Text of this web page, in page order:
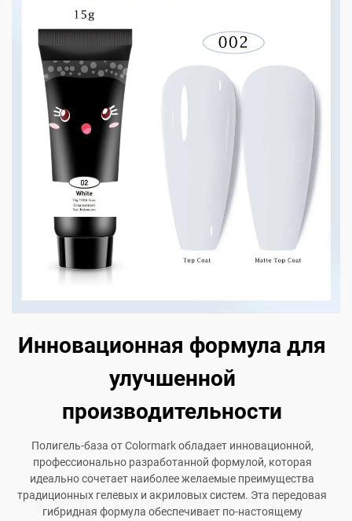
Инновационная формула для
улучшенной
производительности
Полигель-база от Colormark обладает инновационной,
профессионально разработанной формулой, которая
идеально сочетает наиболее желаемые преимущества
традиционных гелевых и акриловых систем. Эта передовая
гибридная формула обеспечивает по-настоящему